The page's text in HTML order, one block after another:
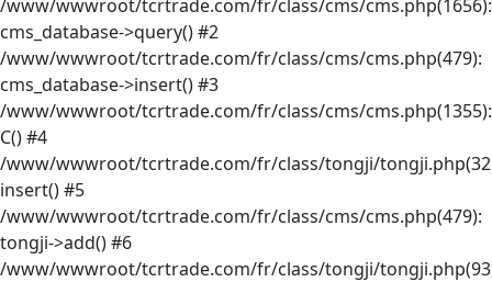
/www/wwwroot/tcrtrade.com/fr/class/cms/cms.php(1656):
cms_database->query() #2
/www/wwwroot/tcrtrade.com/fr/class/cms/cms.php(479):
cms_database->insert() #3
/www/wwwroot/tcrtrade.com/fr/class/cms/cms.php(1355):
C() #4
/www/wwwroot/tcrtrade.com/fr/class/tongji/
insert() #5
/www/wwwroot/tcrtrade.com/fr/class/cms/cms.php(479):
tongji->add() #6
/www/wwwroot/tcrtrade.com/fr/class/tongji/